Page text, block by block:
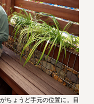
ちょうど手元の位置に。目